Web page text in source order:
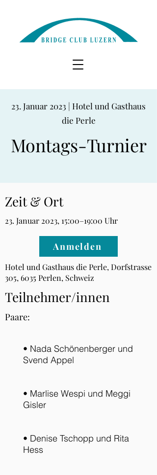
23. Januar 2023 | Hotel und Gasthaus
die Perle
Montags-Turnier
Zeit & Ort
23. Januar 2023, 15:00–19:00 Uhr
Anmelden
Hotel und Gasthaus die Perle, Dorfstrasse
305, 6035 Perlen, Schweiz
Teilnehmer/innen
Paare:
• Nada Schönenberger und
Svend Appel
• Marlise Wespi und Meggi
Gisler
• Denise Tschopp und Rita
Hess